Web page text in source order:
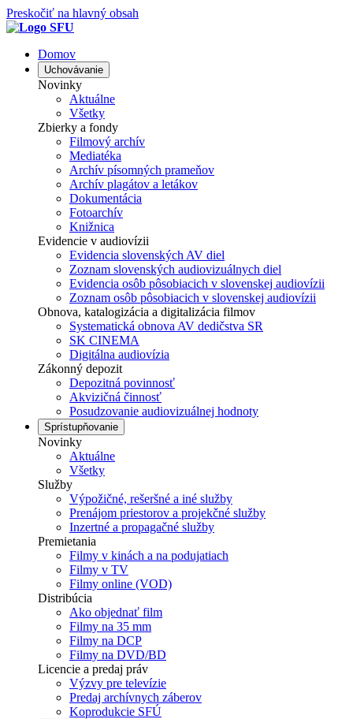
Preskočiť na hlavný obsah
Domov
Uchovávanie
Novinky
Aktuálne
Všetky
Zbierky a fondy
Filmový archív
Mediatéka
Archív písomných prameňov
Archív plagátov a letákov
Dokumentácia
Fotoarchív
Knižnica
Evidencie v audiovízii
Evidencia slovenských AV diel
Zoznam slovenských audiovizuálnych diel
Evidencia osôb pôsobiacich v slovenskej audiovízii
Zoznam osôb pôsobiacich v slovenskej audiovízii
Obnova, katalogizácia a digitalizácia filmov
Systematická obnova AV dedičstva SR
SK CINEMA
Digitálna audiovízia
Zákonný depozit
Depozitná povinnosť
Akvizičná činnosť
Posudzovanie audiovizuálnej hodnoty
Sprístupňovanie
Novinky
Aktuálne
Všetky
Služby
Výpožičné, rešeršné a iné služby
Prenájom priestorov a projekčné služby
Inzertné a propagačné služby
Premietania
Filmy v kinách a na podujatiach
Filmy v TV
Filmy online (VOD)
Distribúcia
Ako objednať film
Filmy na 35 mm
Filmy na DCP
Filmy na DVD/BD
Licencie a predaj práv
Výzvy pre televízie
Predaj archívnych záberov
Koprodukcie SFÚ